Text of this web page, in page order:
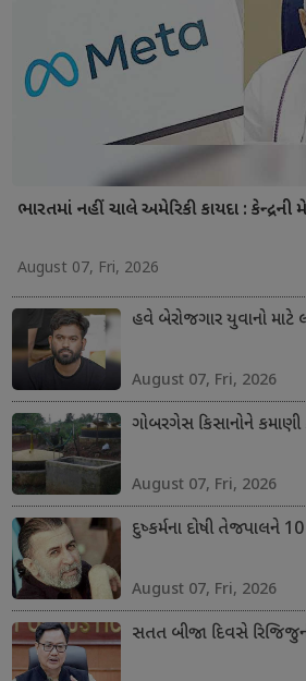
ભારતમાં નહીં ચાલે અમેરિકી કાયદા : કેન્દ્રની
August 07, Fri, 2026
હવે બેરોજગાર યુવાનો માટે
August 07, Fri, 2026
ગોબરગેસ કિસાનોને કમાણી
August 07, Fri, 2026
દુષ્કર્મના દોષી તેજપાલને
August 07, Fri, 2026
સતત બીજા દિવસે